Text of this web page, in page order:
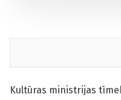
Kultūras ministrijas